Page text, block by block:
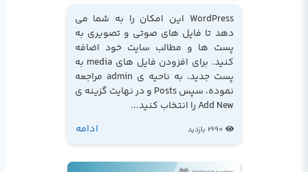
WordPress این امکان را به شما می
دهد تا فایل های صوتی و تصویری به
پست ها و مطالب سایت خود اضافه
کنید. برای افزودن فایل های media به
پست جدید، به ناحیه ی admin مراجعه
نموده، سپس Posts و در نهایت گزینه ی
Add New را انتخاب کنید...
2690 بازدید ادامه